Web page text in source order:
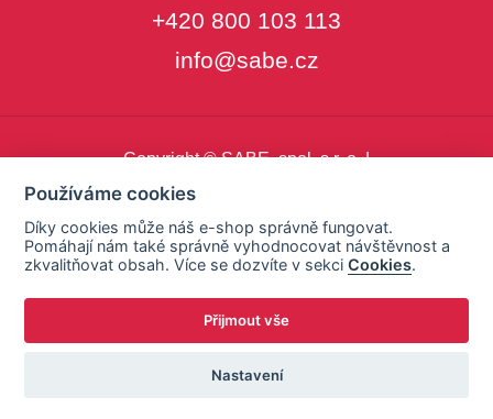
+420 800 103 113
info@sabe.cz
Copyright © SABE, spol. s r. o. |
Používáme cookies
Díky cookies může náš e-shop správně fungovat.
Pomáhají nám také správně vyhodnocovat návštěvnost a
zkvalitňovat obsah. Více se dozvíte v sekciCookies.
Přijmout vše
Nastavení